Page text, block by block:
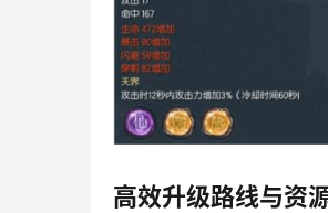
高效升级路线与资